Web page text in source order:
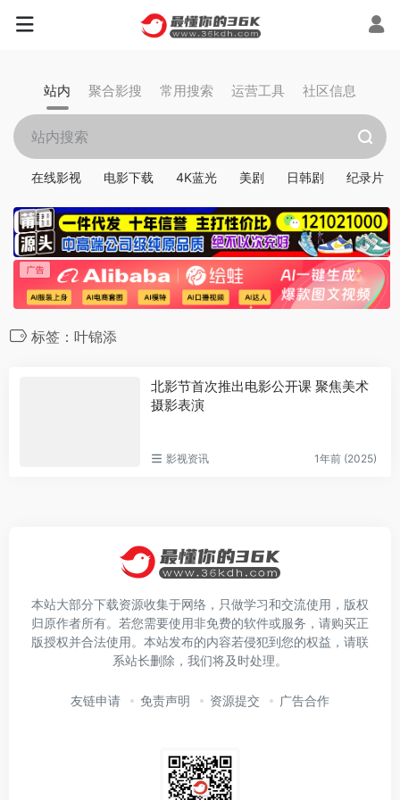
站内 聚合影搜 常用搜索 运营工具 社区信息
在线影视 电影下载 4K蓝光 美剧 日韩剧 纪录片
标签：叶锦添
北影节首次推出电影公开课 聚焦美术
摄影表演
影视资讯 1年前 (2025)
本站大部分下载资源收集于网络，只做学习和交流使用，版权
归原作者所有。若您需要使用非免费的软件或服务，请购买正
版授权并合法使用。本站发布的内容若侵犯到您的权益，请联
系站长删除，我们将及时处理。
友链申请 免责声明 资源提交 广告合作